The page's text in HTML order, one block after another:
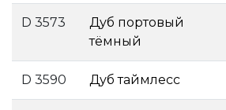
D 3573
Дуб портовый
тёмный
D 3590 Дуб таймлесс